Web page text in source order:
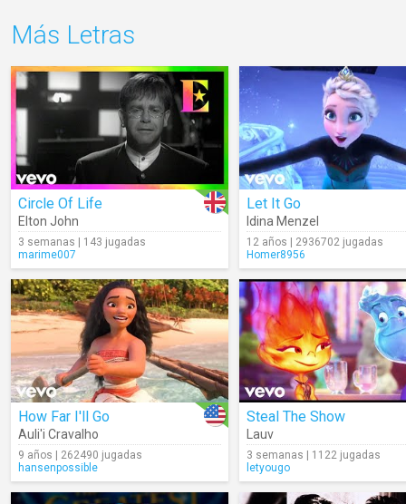
Más Letras
Circle Of Life
Elton John
3 semanas | 143 jugadas
marime007
Let It Go
Idina Menzel
12 años | 2936702 jugadas
Homer8956
How Far I'll Go
Auli'i Cravalho
9 años | 262490 jugadas
hansenpossible
Steal The Show
Lauv
3 semanas | 1122 jugadas
letyougo